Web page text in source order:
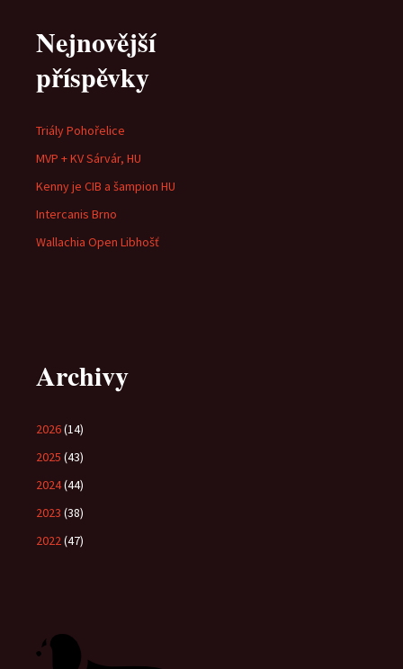
Nejnovější
příspěvky
Triály Pohořelice
MVP + KV Sárvár, HU
Kenny je CIB a šampion HU
Intercanis Brno
Wallachia Open Libhošť
Archivy
2026(14)
2025 (43)
2024(44)
2023 (38)
2022(47)